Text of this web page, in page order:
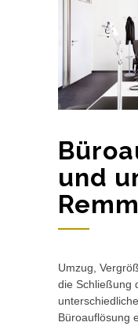
und
Umzug,
die Schließung
Büroauflösung